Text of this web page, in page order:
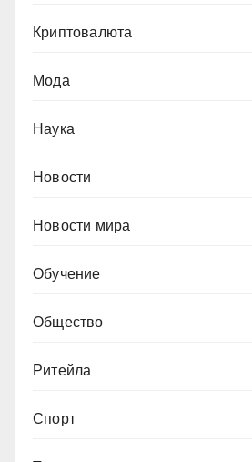
Криптовалюта
Мода
Наука
Новости
Новости мира
Обучение
Общество
Ритейла
Спорт